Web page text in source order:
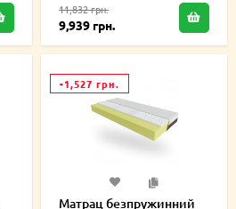
11,832 грн.
9,939 грн.
-1,527 грн.
Матрац безпружинний